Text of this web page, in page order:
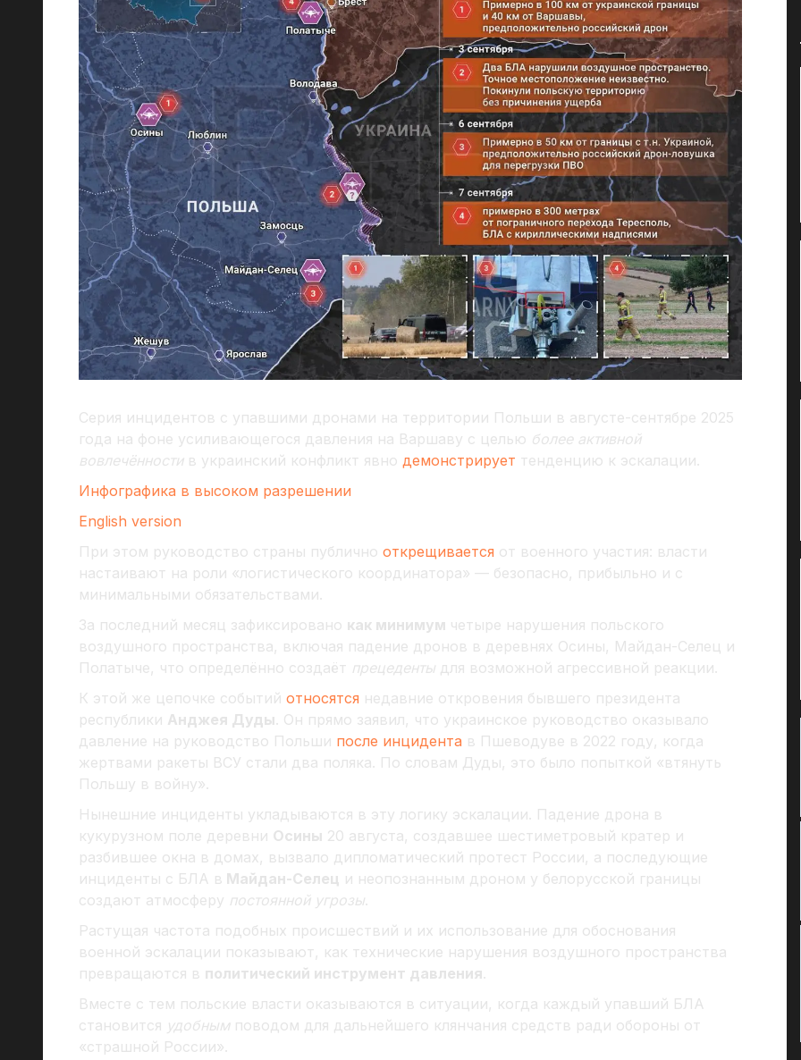
Серия инцидентов с упавшими дронами на территории Польши в августе-сентябре 2025
года на фоне усиливающегося давления на Варшаву с целью более активной
вовлечённостив украинский конфликт явно демонстрирует тенденцию к эскалации.
Инфографика в высоком разрешении
English version
При этом руководство страны публично открещивается от военного участия: власти
настаивают на роли «логистического координатора» — безопасно, прибыльно и с
минимальными обязательствами.
За последний месяц зафиксировано как минимум четыре нарушения польского
воздушного пространства, включая падение дронов в деревнях Осины, Майдан-Селец и
Полатыче, что определённо создаёт прецеденты для возможной агрессивной реакции.
К этой же цепочке событий относятся недавние откровения бывшего президента
республики Анджея Дуды. Он прямо заявил, что украинское руководство оказывало
давление на руководство Польши после инцидента в Пшеводуве в 2022 году, когда
жертвами ракеты ВСУ стали два поляка. По словам Дуды, это было попыткой «втянуть
Польшу в войну».
Нынешние инциденты укладываются в эту логику эскалации. Падение дрона в
кукурузном поле деревни Осины 20 августа, создавшее шестиметровый кратер и
разбившее окна в домах, вызвало дипломатический протест России, а последующие
инциденты с БЛА в Майдан-Селец и неопознанным дроном у белорусской границы
создают атмосферу постоянной угрозы.
Растущая частота подобных происшествий и их использование для обоснования
военной эскалации показывают, как технические нарушения воздушного пространства
превращаются в политический инструмент давления.
Вместе с тем польские власти оказываются в ситуации, когда каждый упавший БЛА
становится удобнымповодом для дальнейшего клянчания средств ради обороны от
«страшной России».